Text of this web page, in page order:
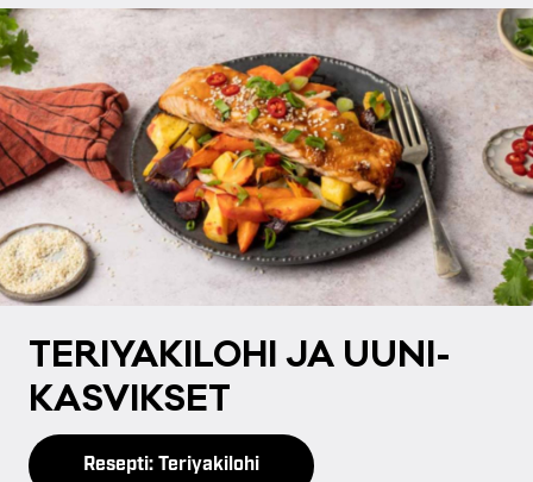
TE­RI­YA­KI­LO­HI JA UU­NI­
KAS­VIK­SET
Resepti: Teriyakilohi